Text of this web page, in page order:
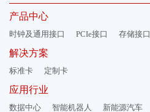
产品中心
时钟及通用接口 PCIe接口 存储接口
解决方案
标准卡 定制卡
应用行业
数据中心 智能机器人 新能源汽车